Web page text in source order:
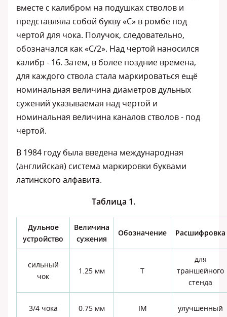
вместе с калибром на подушках стволов и
представляла собой букву «С» в ромбе под
чертой для чока. Получок, следовательно,
обозначался как «С/2». Над чертой наносился
калибр - 16. Затем, в более поздние времена,
для каждого ствола стала маркироваться ещё
номинальная величина диаметров дульных
сужений указываемая над чертой и
номинальная величина каналов стволов - под
чертой.
В 1984 году была введена международная
(английская) система маркировки буквами
латинского алфавита.
Таблица 1.
Дульное
устройство
Величина
сужения
Обозначение Расшифровка
сильный
чок
1.25 мм Т
для
траншейного
стенда
3/4 чока 0.75 мм IM улучшенный